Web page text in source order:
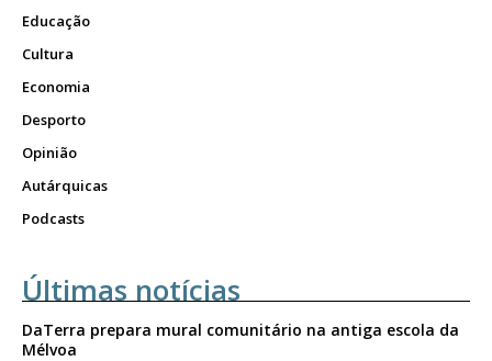
Educação
Cultura
Economia
Desporto
Opinião
Autárquicas
Podcasts
Últimas notícias
DaTerra prepara mural comunitário na antiga escola da
Mélvoa